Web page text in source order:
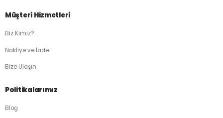
Müşteri Hizmetleri
Biz Kimiz?
Nakliye ve İade
Bize Ulaşın
Politikalarımız
Blog